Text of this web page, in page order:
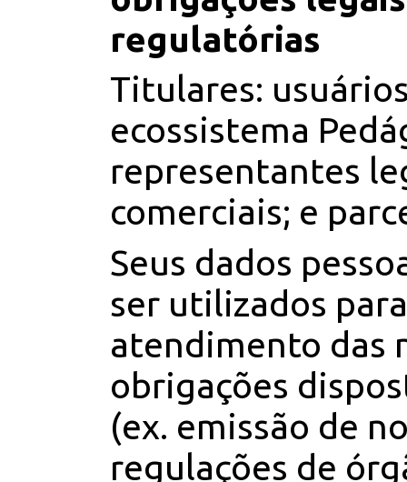
regulatórias
Titulares:
ecossistema
representantes
comerciais; e
Seus dados
ser utilizados
atendimento das
obrigações
(ex. emissão de
regulações de